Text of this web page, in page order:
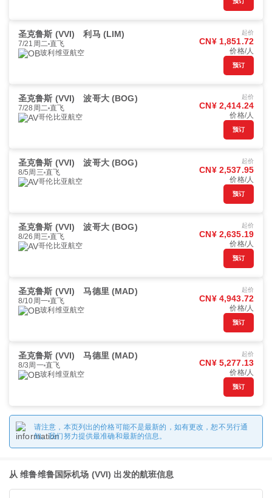
圣克鲁斯 (VVI) 利马 (LIM)
7/21周二 直飞
玻利维亚航空
起价
CN¥ 1,851.72
价格/人
预订
圣克鲁斯 (VVI) 波哥大 (BOG)
7/28周二 直飞
哥伦比亚航空
起价
CN¥ 2,414.24
价格/人
预订
圣克鲁斯 (VVI) 波哥大 (BOG)
8/5周三 直飞
哥伦比亚航空
起价
CN¥ 2,537.95
价格/人
预订
圣克鲁斯 (VVI) 波哥大 (BOG)
8/26周三 直飞
哥伦比亚航空
起价
CN¥ 2,635.19
价格/人
预订
圣克鲁斯 (VVI) 马德里 (MAD)
8/10周一 直飞
玻利维亚航空
起价
CN¥ 4,943.72
价格/人
预订
圣克鲁斯 (VVI) 马德里 (MAD)
8/3周一 直飞
玻利维亚航空
起价
CN¥ 5,277.13
价格/人
预订
请注意，本页列出的价格可能不是最新的，如有更改，恕不另行通
知。我们努力提供最准确和最新的信息。
从 维鲁维鲁国际机场 (VVI) 出发的航班信息